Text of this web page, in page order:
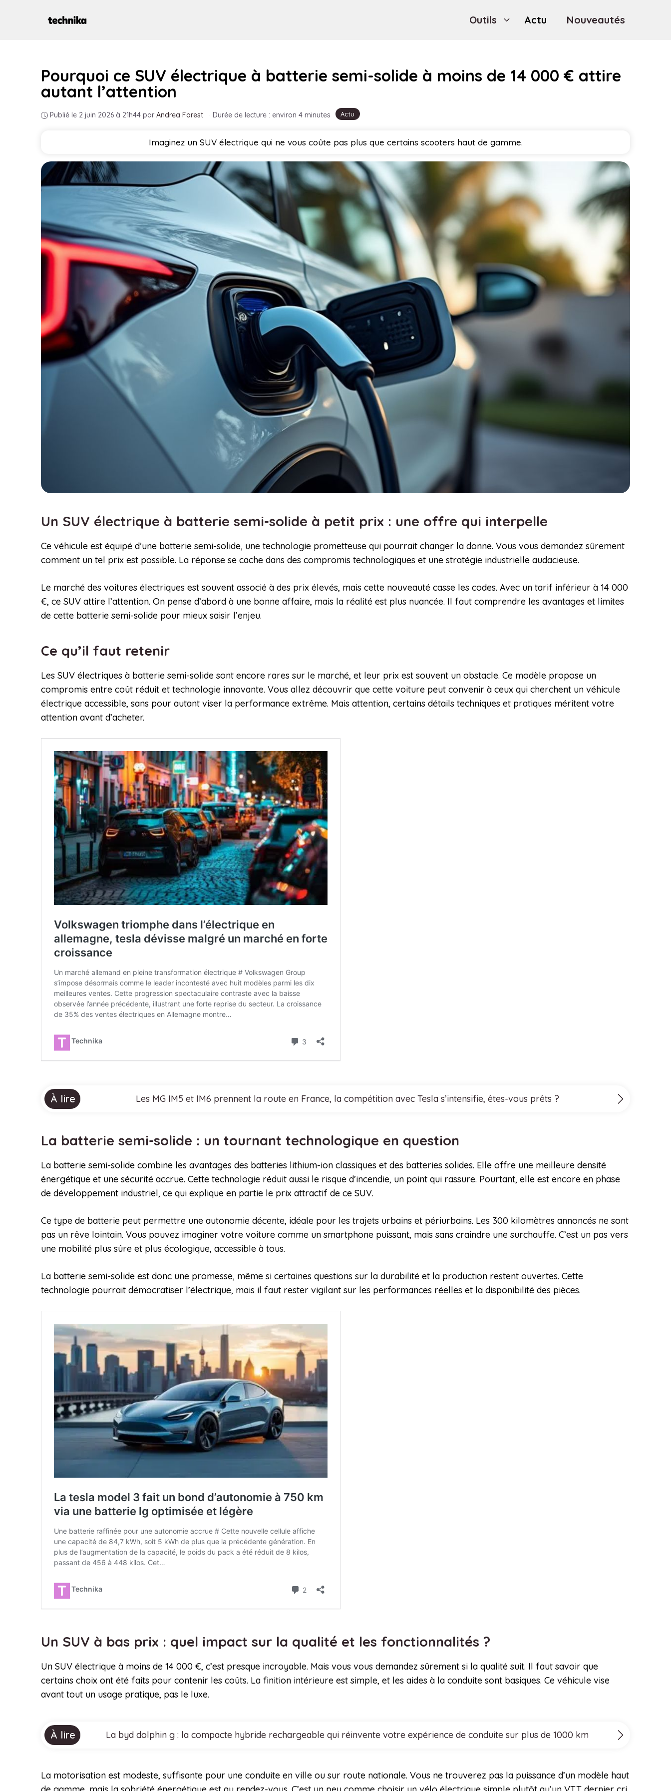
Outils Actu Nouveautés
Actu
Pourquoi ce SUV électrique à batterie semi-solide à moins de 14 000 € attire
autant l’attention
Publié le 2 juin 2026 à 21h44 par Andrea Forest · Durée de lecture : environ 4 minutes
Imaginez un SUV électrique qui ne vous coûte pas plus que certains scooters haut de gamme.
Un SUV électrique à batterie semi-solide à petit prix : une offre qui interpelle
Ce véhicule est équipé d’une batterie semi-solide, une technologie prometteuse qui pourrait changer la donne. Vous vous demandez sûrement
comment un tel prix est possible. La réponse se cache dans des compromis technologiques et une stratégie industrielle audacieuse.
Le marché des voitures électriques est souvent associé à des prix élevés, mais cette nouveauté casse les codes. Avec un tarif inférieur à 14 000
€, ce SUV attire l’attention. On pense d’abord à une bonne affaire, mais la réalité est plus nuancée. Il faut comprendre les avantages et limites
de cette batterie semi-solide pour mieux saisir l’enjeu.
Ce qu’il faut retenir
Les SUV électriques à batterie semi-solide sont encore rares sur le marché, et leur prix est souvent un obstacle. Ce modèle propose un
compromis entre coût réduit et technologie innovante. Vous allez découvrir que cette voiture peut convenir à ceux qui cherchent un véhicule
électrique accessible, sans pour autant viser la performance extrême. Mais attention, certains détails techniques et pratiques méritent votre
attention avant d’acheter.
À lire Les MG IM5 et IM6 prennent la route en France, la compétition avec Tesla s’intensifie, êtes-vous prêts ?
La batterie semi-solide : un tournant technologique en question
La batterie semi-solide combine les avantages des batteries lithium-ion classiques et des batteries solides. Elle offre une meilleure densité
énergétique et une sécurité accrue. Cette technologie réduit aussi le risque d’incendie, un point qui rassure. Pourtant, elle est encore en phase
de développement industriel, ce qui explique en partie le prix attractif de ce SUV.
Ce type de batterie peut permettre une autonomie décente, idéale pour les trajets urbains et périurbains. Les 300 kilomètres annoncés ne sont
pas un rêve lointain. Vous pouvez imaginer votre voiture comme un smartphone puissant, mais sans craindre une surchauffe. C’est un pas vers
une mobilité plus sûre et plus écologique, accessible à tous.
La batterie semi-solide est donc une promesse, même si certaines questions sur la durabilité et la production restent ouvertes. Cette
technologie pourrait démocratiser l’électrique, mais il faut rester vigilant sur les performances réelles et la disponibilité des pièces.
Un SUV à bas prix : quel impact sur la qualité et les fonctionnalités ?
Un SUV électrique à moins de 14 000 €, c’est presque incroyable. Mais vous vous demandez sûrement si la qualité suit. Il faut savoir que
certains choix ont été faits pour contenir les coûts. La finition intérieure est simple, et les aides à la conduite sont basiques. Ce véhicule vise
avant tout un usage pratique, pas le luxe.
À lire La byd dolphin g : la compacte hybride rechargeable qui réinvente votre expérience de conduite sur plus de 1000 km
La motorisation est modeste, suffisante pour une conduite en ville ou sur route nationale. Vous ne trouverez pas la puissance d’un modèle haut